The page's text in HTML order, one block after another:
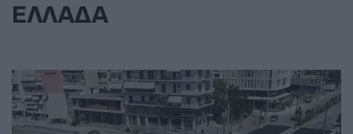
ΕΛΛΑΔΑ